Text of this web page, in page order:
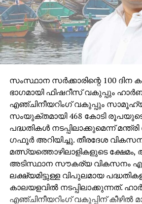
സംസ്ഥാന സര്‍ക്കാരിന്റെ 100 ദിന
ഭാഗമായി ഫിഷറീസ് വകുപ്പും
എഞ്ചിനീയറിംഗ് വകുപ്പും
സംയുക്തമായി 468 കോടി
പദ്ധതികള്‍ നടപ്പിലാക്കുമെന്ന്
ഗഫൂര്‍ അറിയിച്ചു. തീരദേശ
മത്സ്യത്തൊഴിലാളികളുടെ
അടിസ്ഥാന സൗകര്യ വികസനം
ലക്ഷ്യമിട്ടുള്ള വിപുലമായ
കാലയളവില്‍ നടപ്പിലാക്കുന്നത്.
എഞ്ചിനീയറിംഗ് വകുപ്പിന് കീഴില്‍